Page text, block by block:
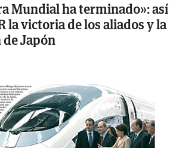
Mundial ha terminado»: así
la victoria de los aliados y la
Japón